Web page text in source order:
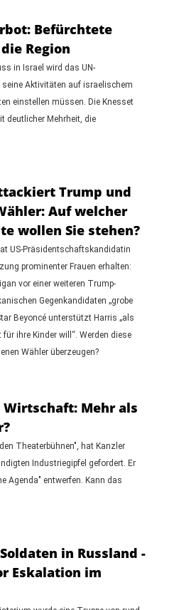
Befürchtete
Region
in Israel wird das UN-
Aktivitäten auf israelischem
einstellen müssen. Die Knesset
deutlicher Mehrheit, die
Trump und
Auf welcher
wollen Sie stehen?
US-Präsidentschaftskandidatin
prominenter Frauen erhalten:
vor einer weiteren Trump-
Gegenkandidaten „grobe
Beyoncé unterstützt Harris „als
ihre Kinder will“. Werden diese
Wähler überzeugen?
Mehr als
Theaterbühnen", hat Kanzler
Industriegipfel gefordert. Er
Agenda" entwerfen. Kann das
in Russland -
Eskalation im